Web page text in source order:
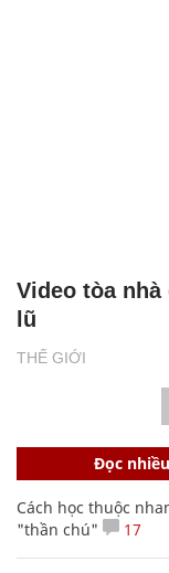
THẾ GIỚI
Video tòa
lũ
Đọc nhiều
Cách học thuộc
"thần chú"
17